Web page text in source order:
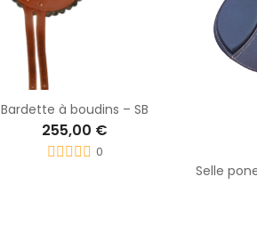
Bardette à boudins – SB
255,00 €
0